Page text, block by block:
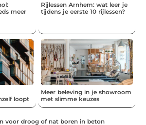
meer
Rijlessen Arnhem: wat leer je
tijdens je eerste 10 rijlessen?
loopt
Meer beleving in je showroom
met slimme keuzes
voor droog of nat boren in beton